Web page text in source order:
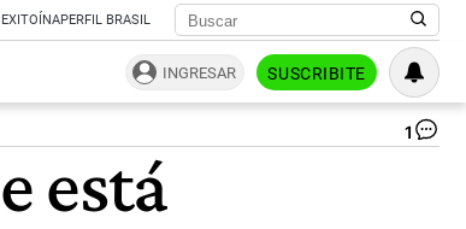
EXITOÍNAPERFIL BRASIL
INGRESAR SUSCRIBITE
1
está